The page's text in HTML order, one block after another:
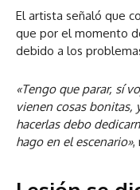
El artista señaló que
que por el momento
debido a los
«Tengo que parar, sí
vienen cosas bonitas,
hacerlas debo
hago en el escenario»,